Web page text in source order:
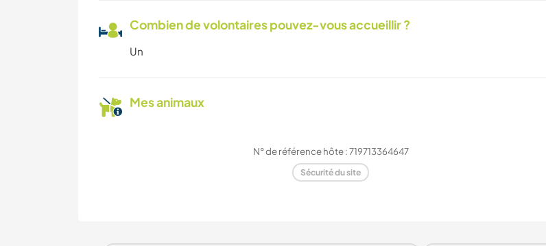
Combien de volontaires pouvez-vous accueillir ?
Un
Mes animaux
N° de référence hôte : 719713364647
Sécurité du site